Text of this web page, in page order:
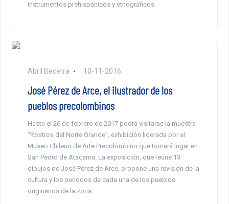
instrumentos prehispánicos y etnográficos.
Abril Becerra 10-11-2016
José Pérez de Arce, el ilustrador de los
pueblos precolombinos
Hasta el 26 de febrero de 2017 podrá visitarse la muestra
“Rostros del Norte Grande”, exhibición liderada por el
Museo Chileno de Arte Precolombino que tomará lugar en
San Pedro de Atacama. La exposición, que reúne 13
dibujos de José Pérez de Arce, propone una revisión de la
cultura y los periodos de cada una de los pueblos
originarios de la zona.